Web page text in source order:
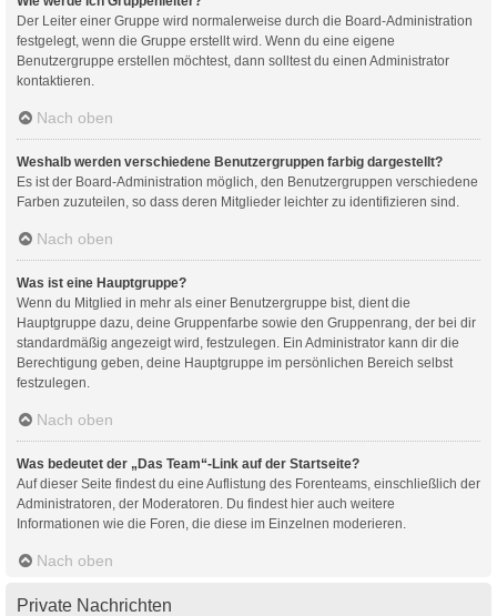
Der Leiter einer Gruppe wird normalerweise durch die Board-Administration
festgelegt, wenn die Gruppe erstellt wird. Wenn du eine eigene
Benutzergruppe erstellen möchtest, dann solltest du einen Administrator
kontaktieren.
Nach oben
Weshalb werden verschiedene Benutzergruppen farbig dargestellt?
Es ist der Board-Administration möglich, den Benutzergruppen verschiedene
Farben zuzuteilen, so dass deren Mitglieder leichter zu identifizieren sind.
Nach oben
Was ist eine Hauptgruppe?
Wenn du Mitglied in mehr als einer Benutzergruppe bist, dient die
Hauptgruppe dazu, deine Gruppenfarbe sowie den Gruppenrang, der bei dir
standardmäßig angezeigt wird, festzulegen. Ein Administrator kann dir die
Berechtigung geben, deine Hauptgruppe im persönlichen Bereich selbst
festzulegen.
Nach oben
Was bedeutet der „Das Team“-Link auf der Startseite?
Auf dieser Seite findest du eine Auflistung des Forenteams, einschließlich der
Administratoren, der Moderatoren. Du findest hier auch weitere
Informationen wie die Foren, die diese im Einzelnen moderieren.
Nach oben
Private Nachrichten